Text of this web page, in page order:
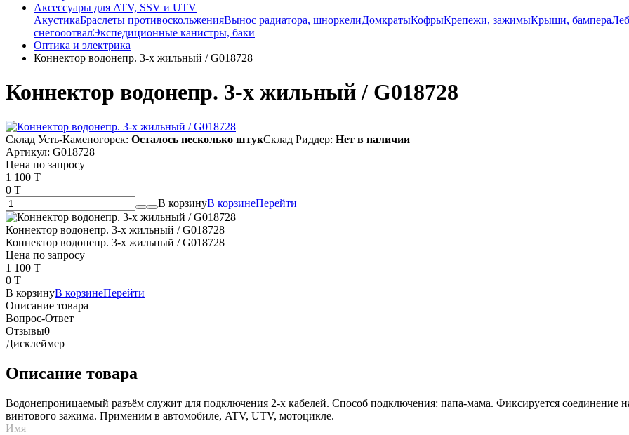
Аксессуары для ATV, SSV и UTV
АкустикаБраслеты противоскольженияВынос радиатора, шноркелиДомкратыКофрыКрепежи, зажимыКрыши, бампера
снегооотвалЭкспедиционные канистры, баки
Оптика и электрика
Коннектор водонепр. 3-х жильный / G018728
Коннектор водонепр. 3-х жильный / G018728
Склад Усть-Каменогорск: Осталось несколько штукСклад Риддер: Нет в наличии
Артикул: G018728
Цена по запросу
1 100 T
0 T
В корзинуВ корзинеПерейти
Коннектор водонепр. 3-х жильный / G018728
Коннектор водонепр. 3-х жильный / G018728
Цена по запросу
1 100 T
0 T
В корзинуВ корзинеПерейти
Описание товара
Вопрос-Ответ
Отзывы0
Дисклеймер
Описание товара
Водонепроницаемый разъём служит для подключения 2-х кабелей. Способ подключения: папа-мама. Фиксируется
винтового зажима. Применим в автомобиле, ATV, UTV, мотоцикле.
Имя